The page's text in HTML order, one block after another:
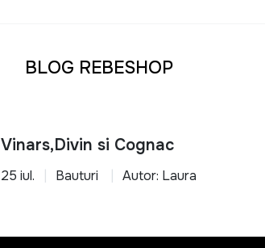
BLOG REBESHOP
Vinars,Divin si Cognac
25 iul. Bauturi Autor: Laura